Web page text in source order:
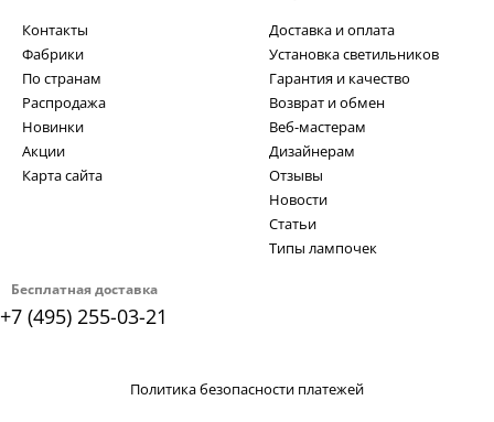
Бесплатная доставка
+7 (495) 255-03-21
Контакты
Фабрики
По странам
Распродажа
Новинки
Акции
Карта сайта
Доставка и оплата
Установка светильников
Гарантия и качество
Возврат и обмен
Веб-мастерам
Дизайнерам
Отзывы
Новости
Статьи
Типы лампочек
Политика безопасности платежей